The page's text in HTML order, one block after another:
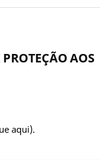
AOS
aqui).